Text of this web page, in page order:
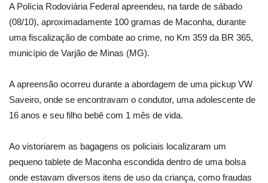
A Polícia Rodoviária Federal apreendeu, na tarde de sábado
(08/10), aproximadamente 100 gramas de Maconha, durante
uma fiscalização de combate ao crime, no Km 359 da BR 365,
município de Varjão de Minas (MG).
A apreensão ocorreu durante a abordagem de uma pickup VW
Saveiro, onde se encontravam o condutor, uma adolescente de
16 anos e seu filho bebê com 1 mês de vida.
Ao vistoriarem as bagagens os policiais localizaram um
pequeno tablete de Maconha escondida dentro de uma bolsa
onde estavam diversos itens de uso da criança, como fraudas